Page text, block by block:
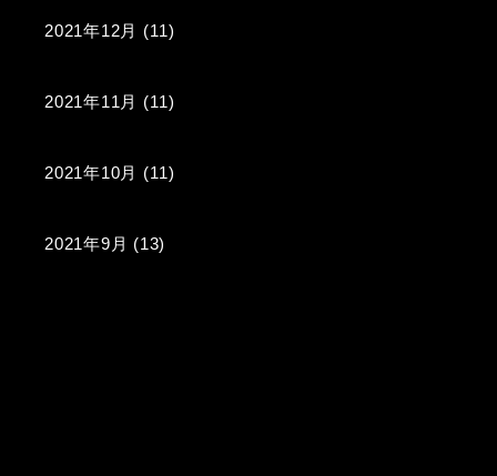
2021年12月 (11)
2021年11月 (11)
2021年10月 (11)
2021年9月 (13)